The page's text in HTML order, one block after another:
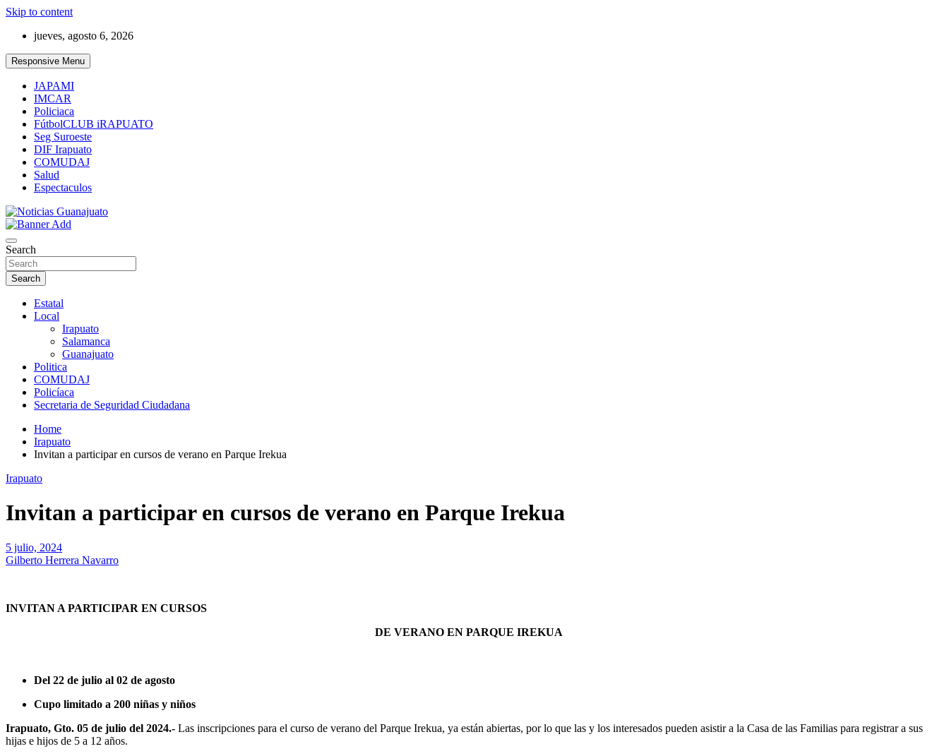
Skip to content
jueves, agosto 6, 2026
Responsive Menu
JAPAMI
IMCAR
Policiaca
FútbolCLUB iRAPUATO
Seg Suroeste
DIF Irapuato
COMUDAJ
Salud
Espectaculos
Noticias Guanajuato
Search
Search
Estatal
Local
Irapuato
Salamanca
Guanajuato
Politica
COMUDAJ
Policíaca
Secretaria de Seguridad Ciudadana
Home
Irapuato
Invitan a participar en cursos de verano en Parque Irekua
Irapuato
Invitan a participar en cursos de verano en Parque Irekua
5 julio, 2024
Gilberto Herrera Navarro
INVITAN A PARTICIPAR EN CURSOS
DE VERANO EN PARQUE IREKUA
Del 22 de julio al 02 de agosto
Cupo limitado a 200 niñas y niños
Irapuato, Gto. 05 de julio del 2024.- Las inscripciones para el curso de verano del Parque Irekua, ya están abiertas, por lo que las y los interesados pueden asistir a la Casa de las Familias para registrar a sus
hijas e hijos de 5 a 12 años.